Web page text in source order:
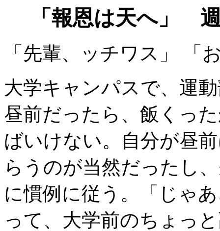
「報恩は天へ」 週
「先輩、ッチワス」 「
大学キャンパスで、運
昼前だったら、飯くっ
ばいけない。自分が昼
らうのが当然だったし
に慣例に従う。「じゃ
って、大学前のちょっ